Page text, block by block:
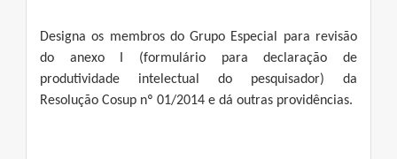
Designa os membros do Grupo Especial para revisão
do anexo I (formulário para declaração de
produtividade intelectual do pesquisador) da
Resolução Cosup nº 01/2014 e dá outras providências.